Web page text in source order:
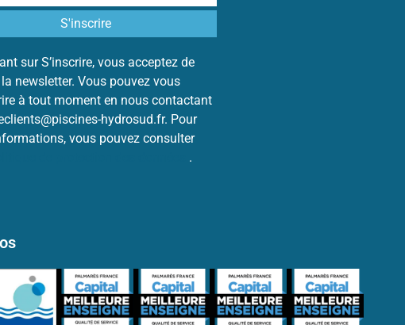
sur S’inscrire, vous acceptez de
newsletter. Vous pouvez vous
à tout moment en nous contactant
hydrosud.fr. Pour
vous pouvez consulter
.